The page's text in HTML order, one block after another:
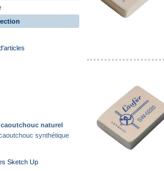
naturel
synthétique
Sketch Up